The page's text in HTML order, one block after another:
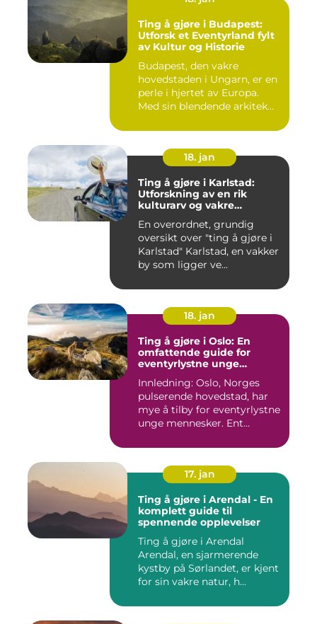
Ting å gjøre i Budapest:
Utforsk et Eventyrland fylt
av Kultur og Historie
Budapest, den vakre
hovedstaden i Ungarn, er en
perle i hjertet av Europa.
Med sin blendende arkitek...
18. jan
Ting å gjøre i Karlstad:
Utforskning av en rik
kulturarv og vakre
En overordnet, grundig
oversikt over "ting å gjøre i
Karlstad" Karlstad, en vakker
by som ligger ve...
18. jan
Ting å gjøre i Oslo: En
omfattende guide for
eventyrlystne unge
Innledning: Oslo, Norges
pulserende hovedstad, har
mye å tilby for eventyrlystne
unge mennesker. Ent...
17. jan
Ting å gjøre i Arendal - En
komplett guide til
spennende opplevelser
Ting å gjøre i Arendal
Arendal, en sjarmerende
kystby på Sørlandet, er kjent
for sin vakre natur, h...